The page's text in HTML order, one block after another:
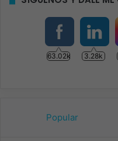
63.02k 3.28k
Popular